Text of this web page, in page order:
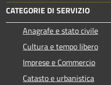
CATEGORIE DI SERVIZIO
Anagrafe e stato civile
Cultura e tempo libero
Imprese e Commercio
Catasto e urbanistica